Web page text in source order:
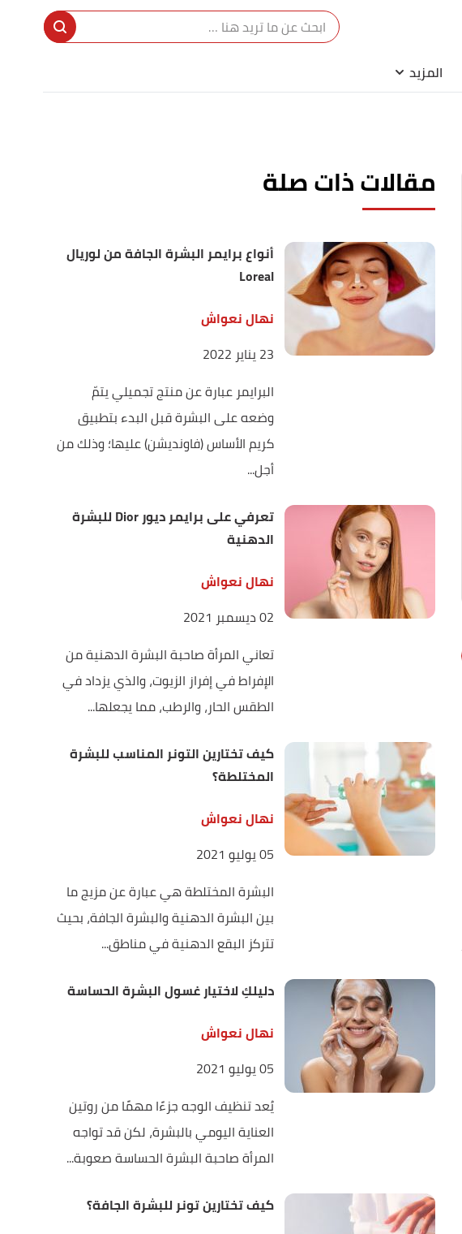
المزيد
مقالات ذات صلة
أنواع برايمر البشرة الجافة من لوريال
Loreal
نهال نعواش
23 يناير 2022
البرايمر عبارة عن منتج تجميلي يتمّ
وضعه على البشرة قبل البدء بتطبيق
كريم الأساس (فاونديشن) عليها؛ وذلك من
أجل...
تعرفي على برايمر ديور Dior للبشرة
الدهنية
نهال نعواش
02 ديسمبر 2021
تعاني المرأة صاحبة البشرة الدهنية من
الإفراط في إفراز الزيوت، والذي يزداد في
الطقس الحار، والرطب، مما يجعلها...
كيف تختارين التونر المناسب للبشرة
المختلطة؟
نهال نعواش
05 يوليو 2021
البشرة المختلطة هي عبارة عن مزيج ما
بين البشرة الدهنية والبشرة الجافة، بحيث
تتركز البقع الدهنية في مناطق...
دليلكِ لاختيار غسول البشرة الحساسة
نهال نعواش
05 يوليو 2021
يُعد تنظيف الوجه جزءًا مهمًا من روتين
العناية اليومي بالبشرة، لكن قد تواجه
المرأة صاحبة البشرة الحساسة صعوبة...
كيف تختارين تونر للبشرة الجافة؟